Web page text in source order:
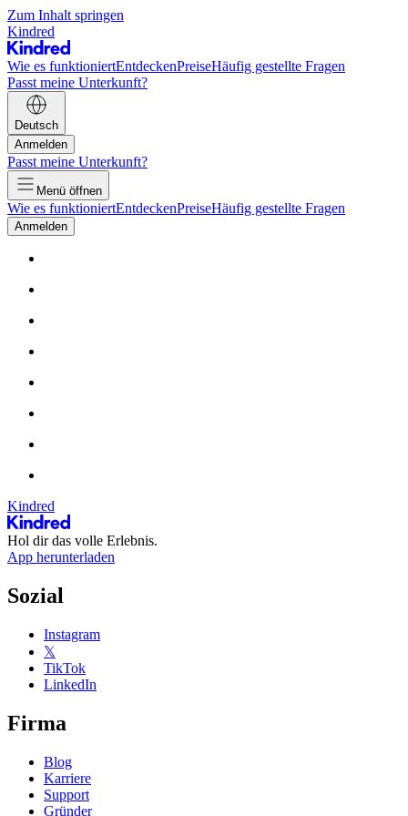
Zum Inhalt springen
Kindred
Wie es funktioniertEntdeckenPreiseHäufig gestellte Fragen
Passt meine Unterkunft?
Deutsch
Anmelden
Passt meine Unterkunft?
Menü öffnen
Wie es funktioniertEntdeckenPreiseHäufig gestellte Fragen
Anmelden
Kindred
Hol dir das volle Erlebnis.
App herunterladen
Sozial
Instagram
𝕏
TikTok
LinkedIn
Firma
Blog
Karriere
Support
Gründer